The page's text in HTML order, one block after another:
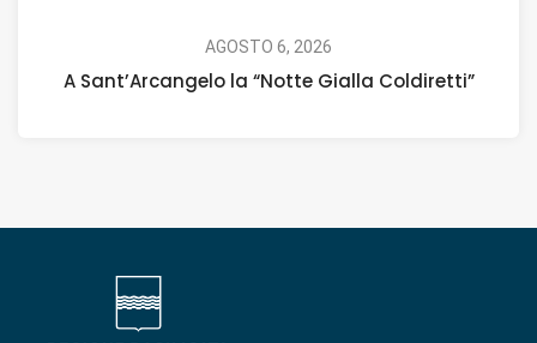
AGOSTO 6, 2026
A Sant’Arcangelo la “Notte Gialla Coldiretti”